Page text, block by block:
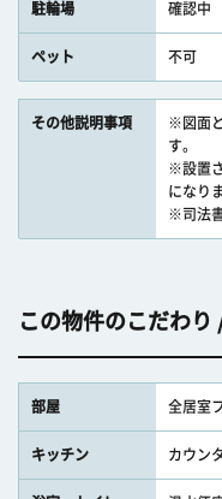
駐輪場 確認中
ペット 不可
その他説明事項
※図面
す。
※設置
になり
※司法
この物件のこだわり
部屋 全居室
キッチン カウン